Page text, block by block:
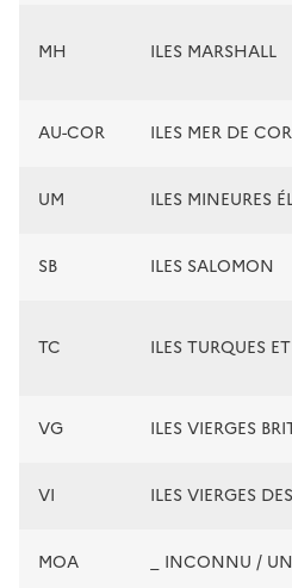
MH ILES MARSHALL
AU-COR ILES MER DE
UM ILES MINEURES
SB ILES SALOMON
TC ILES TURQUES
VG ILES VIERGES
VI ILES VIERGES
MOA _ INCONNU /